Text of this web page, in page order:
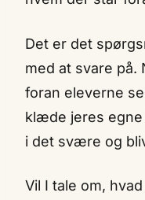
Det er det
med at svare på.
foran eleverne
klæde jeres
i det svære og
Vil I tale om,